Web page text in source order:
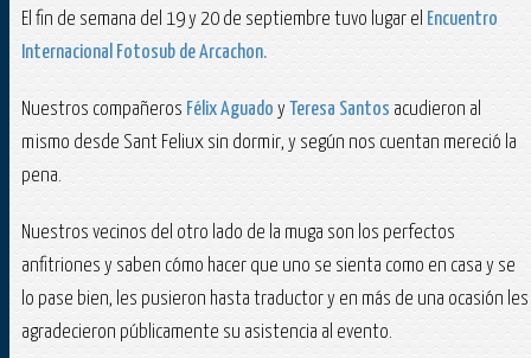
El fin de semana del 19 y 20 de septiembre tuvo lugar el Encuentro
Internacional Fotosub de Arcachon.
Nuestros compañeros Félix Aguado y Teresa Santos acudieron al
mismo desde Sant Feliux sin dormir, y según nos cuentan mereció la
pena.
Nuestros vecinos del otro lado de la muga son los perfectos
anfitriones y saben cómo hacer que uno se sienta como en casa y se
lo pase bien, les pusieron hasta traductor y en más de una ocasión les
agradecieron públicamente su asistencia al evento.